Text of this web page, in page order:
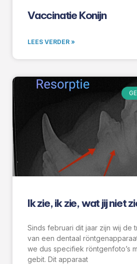
Vaccinatie Konijn
LEES VERDER »
Ik zie, ik zie, wat jij niet
Sinds februari dit jaar zijn wij de
van een dentaal
we dus specifiek röntgenfoto’s
gebit. Dit apparaat